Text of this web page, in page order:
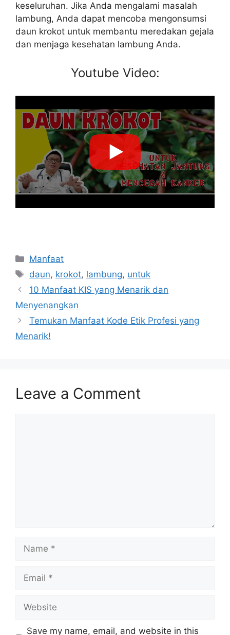
keseluruhan. Jika Anda mengalami masalah
lambung, Anda dapat mencoba mengonsumsi
daun krokot untuk membantu meredakan gejala
dan menjaga kesehatan lambung Anda.
Youtube Video:
Categories
Manfaat
Tags
daun, krokot, lambung, untuk
10 Manfaat KIS yang Menarik dan
Menyenangkan
Temukan Manfaat Kode Etik Profesi yang
Menarik!
Leave a Comment
Name
Email
Website
Save my name, email, and website in this